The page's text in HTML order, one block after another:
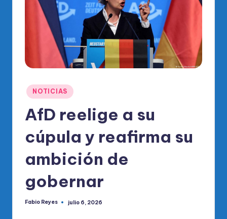
O
al
R
M
Publicado
en
NOTICIAS
AfD reelige a su
cúpula y reafirma su
ambición de
gobernar
Publicado
Fabio Reyes julio 6, 2026